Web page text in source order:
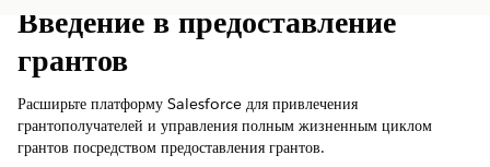
Введение в предоставление
грантов
Расширьте платформу Salesforce для привлечения
грантополучателей и управления полным жизненным циклом
грантов посредством предоставления грантов.